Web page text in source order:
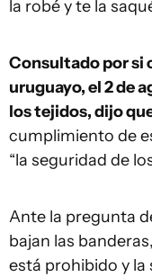
la robé y te la
Consultado por si
uruguayo, el 2 de
los tejidos, dijo
cumplimiento de
“la seguridad de
Ante la pregunta
bajan las
está prohibido y la